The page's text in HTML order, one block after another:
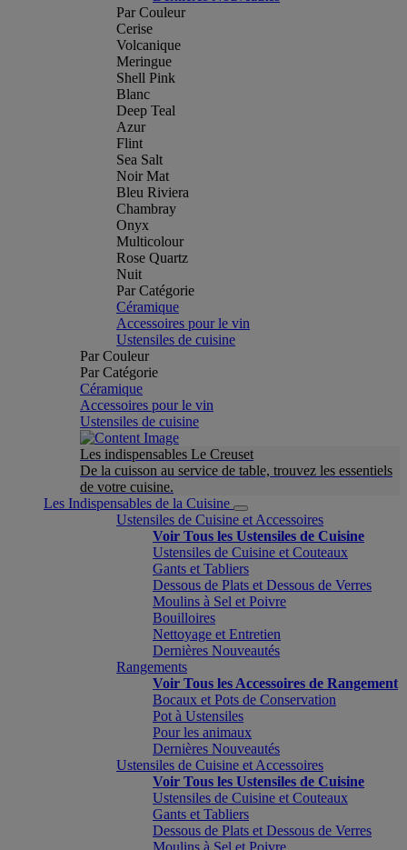
Par Couleur
Cerise
Volcanique
Meringue
Shell Pink
Blanc
Deep Teal
Azur
Flint
Sea Salt
Noir Mat
Bleu Riviera
Chambray
Onyx
Multicolour
Rose Quartz
Nuit
Par Catégorie
Céramique
Accessoires pour le vin
Ustensiles de cuisine
Par Couleur
Par Catégorie
Céramique
Accessoires pour le vin
Ustensiles de cuisine
Les indispensables Le Creuset
De la cuisson au service de table, trouvez les essentiels
de votre cuisine.
Les Indispensables de la Cuisine
Ustensiles de Cuisine et Accessoires
Voir Tous les Ustensiles de Cuisine
Ustensiles de Cuisine et Couteaux
Gants et Tabliers
Dessous de Plats et Dessous de Verres
Moulins à Sel et Poivre
Bouilloires
Nettoyage et Entretien
Dernières Nouveautés
Rangements
Voir Tous les Accessoires de Rangement
Bocaux et Pots de Conservation
Pot à Ustensiles
Pour les animaux
Dernières Nouveautés
Ustensiles de Cuisine et Accessoires
Voir Tous les Ustensiles de Cuisine
Ustensiles de Cuisine et Couteaux
Gants et Tabliers
Dessous de Plats et Dessous de Verres
Moulins à Sel et Poivre